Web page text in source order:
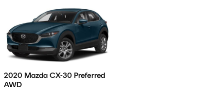
2020 Mazda CX-30 Preferred
AWD